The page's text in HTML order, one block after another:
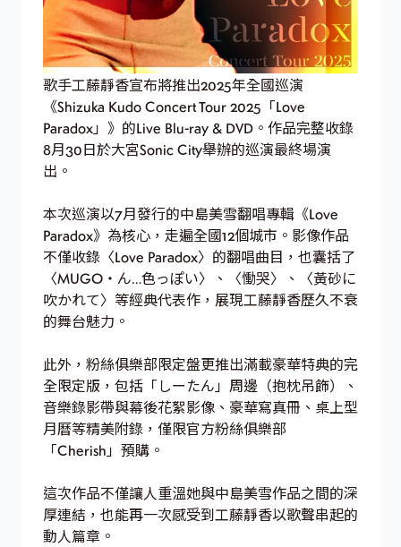
歌手工藤靜香宣布將推出2025年全國巡演
《Shizuka Kudo Concert Tour 2025「Love
Paradox」》的Live Blu-ray & DVD。作品完整收錄
8月30日於大宮Sonic City舉辦的巡演最終場演
出。
本次巡演以7月發行的中島美雪翻唱專輯《Love
Paradox》為核心，走遍全國12個城市。影像作品
不僅收錄〈Love Paradox〉的翻唱曲目，也囊括了
〈MUGO・ん…色っぽい〉、〈慟哭〉、〈黃砂に
吹かれて〉等經典代表作，展現工藤靜香歷久不衰
的舞台魅力。
此外，粉絲俱樂部限定盤更推出滿載豪華特典的完
全限定版，包括「しーたん」周邊（抱枕吊飾）、
音樂錄影帶與幕後花絮影像、豪華寫真冊、桌上型
月曆等精美附錄，僅限官方粉絲俱樂部
「Cherish」預購。
這次作品不僅讓人重溫她與中島美雪作品之間的深
厚連結，也能再一次感受到工藤靜香以歌聲串起的
動人篇章。